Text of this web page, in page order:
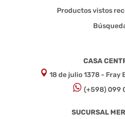
Productos vistos
CASA
18 de julio 1378 - Fray
(+598) 099
SUCURSAL